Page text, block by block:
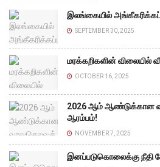
இலங்கையில்
SEPTEMBER 30, 2025
மரக்கறிகளின் விலையில்
OCTOBER 16, 2025
2026 ஆம் ஆண்டுக்கான
ஆரம்பம்!
NOVEMBER 7, 2025
இனப்படுகொலைக்கு நீதி